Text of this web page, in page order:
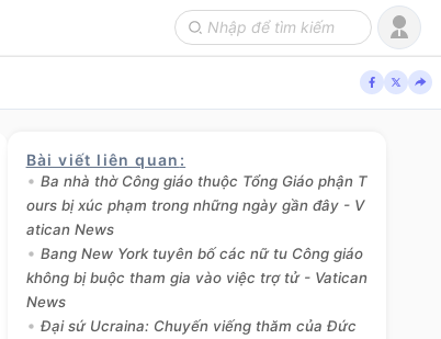
Bài viết liên quan :
Ba nhà thờ Công giáo thuộc Tổng Giáo phận T
ours bị xúc phạm trong những ngày gần đây - V
atican News
Bang New York tuyên bố các nữ tu Công giáo
không bị buộc tham gia vào việc trợ tử - Vatican
News
Đại sứ Ucraina: Chuyến viếng thăm của Đức